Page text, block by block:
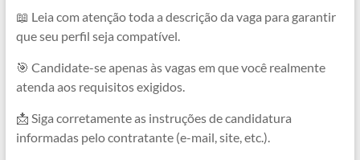
📖 Leia com atenção toda a descrição da vaga para garantir
que seu perfil seja compatível.
🎯 Candidate-se apenas às vagas em que você realmente
atenda aos requisitos exigidos.
📩 Siga corretamente as instruções de candidatura
informadas pelo contratante (e-mail, site, etc.).